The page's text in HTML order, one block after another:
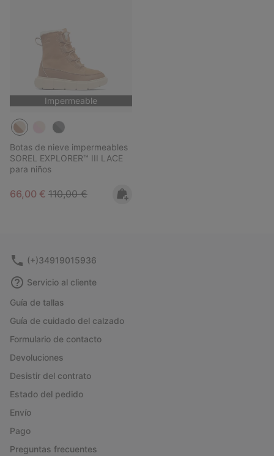
Impermeable
Botas de nieve impermeables
SOREL EXPLORER™ III LACE
para niños
Sale price:
66,00 € Regular price:
110,00 €
(+)34919015936
Servicio al cliente
Guía de tallas
Guía de cuidado del calzado
Formulario de contacto
Devoluciones
Desistir del contrato
Estado del pedido
Envío
Pago
Preguntas frecuentes